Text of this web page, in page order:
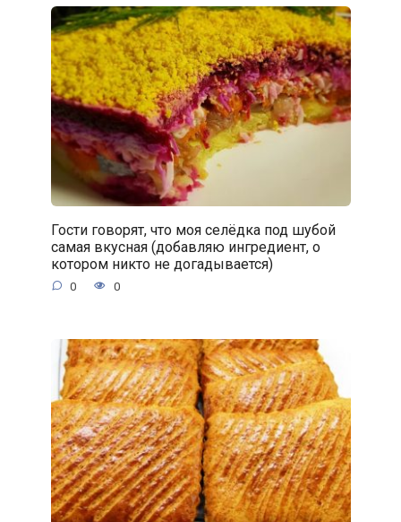
Гости говорят, что моя селёдка под шубой
самая вкусная (добавляю ингредиент, о
котором никто не догадывается)
0 0